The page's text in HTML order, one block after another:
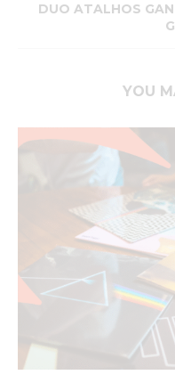
DUO ATALHOS
YOU